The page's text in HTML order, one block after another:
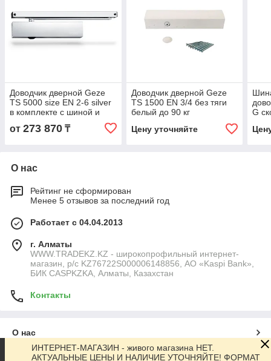
Доводчик дверной Geze
TS 5000 size EN 2-6 silver
в комплекте с шиной и
от 273 870 ₸
Доводчик дверной Geze
TS 1500 EN 3/4 без тяги
белый до 90 кг
Цену уточняйте
G
О нас
Рейтинг не сформирован
Менее 5 отзывов за последний год
Работает с 04.04.2013
г. Алматы
WWW.TRADEKZ.KZ - широкопрофильный интернет-
магазин, р/с KZ76722S000006148856, АО «Kaspi Bank»,
БИК CASPKZKA, Алматы, Казахстан
Контакты
О нас
ИНТЕРНЕТ-МАГАЗИН - живого магазина НЕТ.
АКТУАЛЬНЫЕ ЦЕНЫ И НАЛИЧИЕ УТОЧНЯЙТЕ! ФОРМАТ